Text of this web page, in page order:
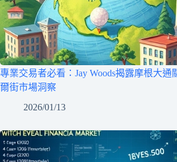
專業交易者必看：Jay Woods揭露摩根大通
爾街市場洞察
2026/01/13